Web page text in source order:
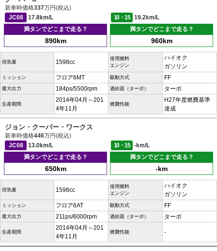
新車時価格337万円(税込)
JC08
17.8km/L 10・15
19.2km/L
満タンでどこまで走る？
890km
満タンでどこまで走る？
960km
排気量 1598cc
使用燃料
エンジン
ハイオク
ガソリン
ミッション フロア6MT 駆動方式 FF
最大出力 184ps/5500rpm 過給器（ターボ） ターボ
生産期間
2014年04月～201
4年11月
燃費性能
H27年度燃費基準
達成
ジョン・クーパー・ワークス
新車時価格446万円(税込)
JC08
13.0km/L 10・15
-km/L
満タンでどこまで走る？
650km
満タンでどこまで走る？
-km
排気量 1598cc
使用燃料
エンジン
ハイオク
ガソリン
ミッション フロア6AT 駆動方式 FF
最大出力 211ps/6000rpm 過給器（ターボ） ターボ
生産期間
2014年04月～201
4年11月
燃費性能 -